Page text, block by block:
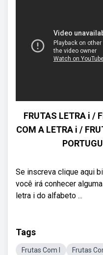
FRUTAS LETRA i /
COM A LETRA i /
Se inscreva clique aqui
você irá conhecer
letra i do alfabeto ...
Tags
Frutas Com I Frutas